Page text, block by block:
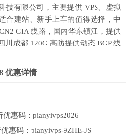
技有限公司，主要提供 VPS、虚拟
合建站、新手上车的值得选择，中
GIA 线路，国内华东镇江，提供
川成都 120G 高防提供动态 BGP 线
优惠详情
优惠码：pianyivps2026
惠码：pianyivps-9ZHE-JS